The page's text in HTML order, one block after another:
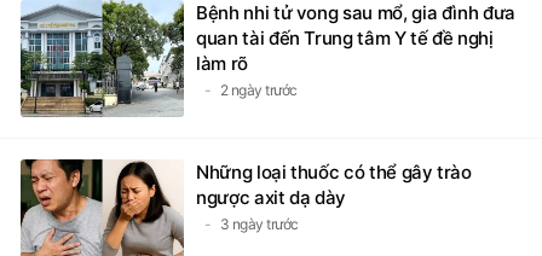
Bệnh nhi tử vong sau mổ, gia đình đưa
quan tài đến Trung tâm Y tế đề nghị
làm rõ
2 ngày trước
Những loại thuốc có thể gây trào
ngược axit dạ dày
3 ngày trước